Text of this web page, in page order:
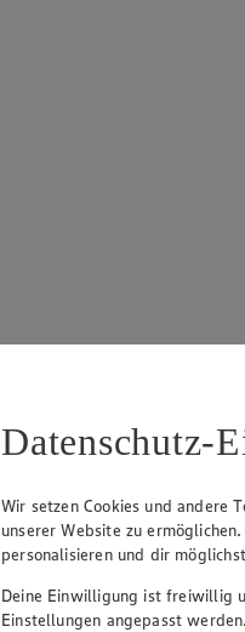
Datenschutz-
Wir setzen Cookies und andere
unserer Website zu
personalisieren und dir
Deine Einwilligung ist freiwillig
Einstellungen angepasst